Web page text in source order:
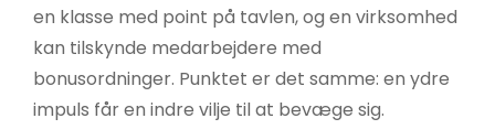
en klasse med point på tavlen, og en virksomhed
kan tilskynde medarbejdere med
bonusordninger. Punktet er det samme: en ydre
impuls får en indre vilje til at bevæge sig.